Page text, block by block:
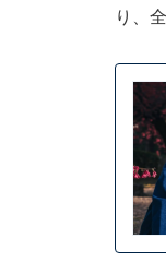
り、